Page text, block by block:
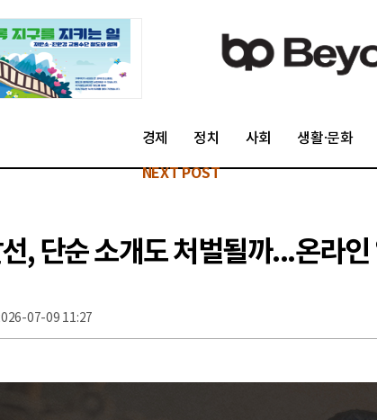
경제 정치 사회 생활·문화
NEXT POST
, 단순 소개도 처벌될까...온라인
07-09 11:27